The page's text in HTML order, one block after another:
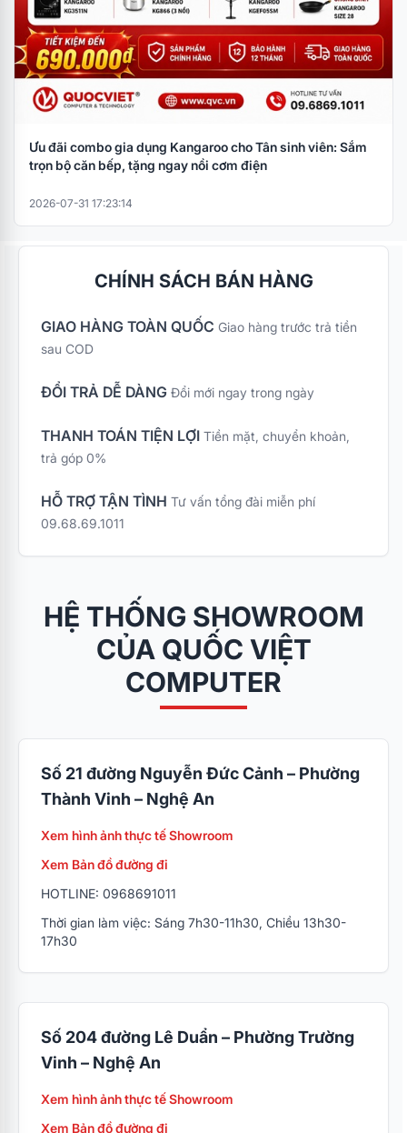
Cáp
đi
kèm
Cáp USB 3.0
Ưu đãi combo gia dụng Kangaroo cho Tân sinh viên: Sắm
trọn bộ căn bếp, tặng ngay nồi cơm điện
2026-07-31 17:23:14
CHÍNH SÁCH BÁN HÀNG
GIAO HÀNG TOÀN QUỐC Giao hàng trước trả tiền
sau COD
ĐỔI TRẢ DỄ DÀNG Đổi mới ngay trong ngày
THANH TOÁN TIỆN LỢI Tiền mặt, chuyển khoản,
trả góp 0%
HỖ TRỢ TẬN TÌNH Tư vấn tổng đài miễn phí
09.68.69.1011
HỆ THỐNG SHOWROOM
CỦA QUỐC VIỆT
COMPUTER
Số 21 đường Nguyễn Đức Cảnh – Phường
Thành Vinh – Nghệ An
Xem hình ảnh thực tế Showroom
Xem Bản đồ đường đi
HOTLINE: 0968691011
Thời gian làm việc: Sáng 7h30-11h30, Chiều 13h30-
17h30
Số 204 đường Lê Duẩn – Phường Trường
Vinh – Nghệ An
Xem hình ảnh thực tế Showroom
Xem Bản đồ đường đi